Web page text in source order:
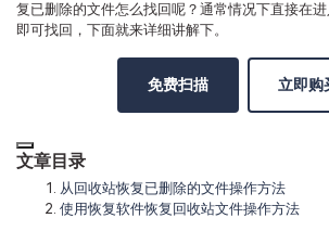
复已删除的文件怎么找回呢？通常情况下直接在
即可找回，下面就来详细讲解下。
免费扫描 立即购
文章目录
从回收站恢复已删除的文件操作方法
使用恢复软件恢复回收站文件操作方法